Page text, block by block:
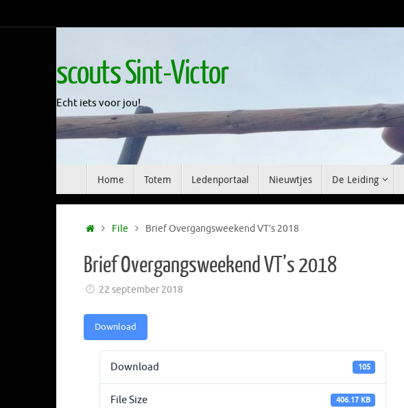
to
scouts Sint-Victor
Echt iets voor jou!
Home Totem Ledenportaal Nieuwtjes De Leiding
Home
File Brief Overgangsweekend VT’s 2018
Brief Overgangsweekend VT’s 2018
22 september 2018
Download
Download 105
File Size 406.17 KB